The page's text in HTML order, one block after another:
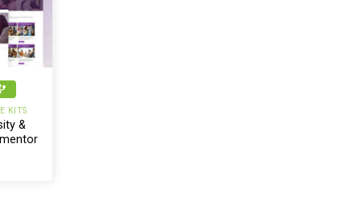
KITS
&